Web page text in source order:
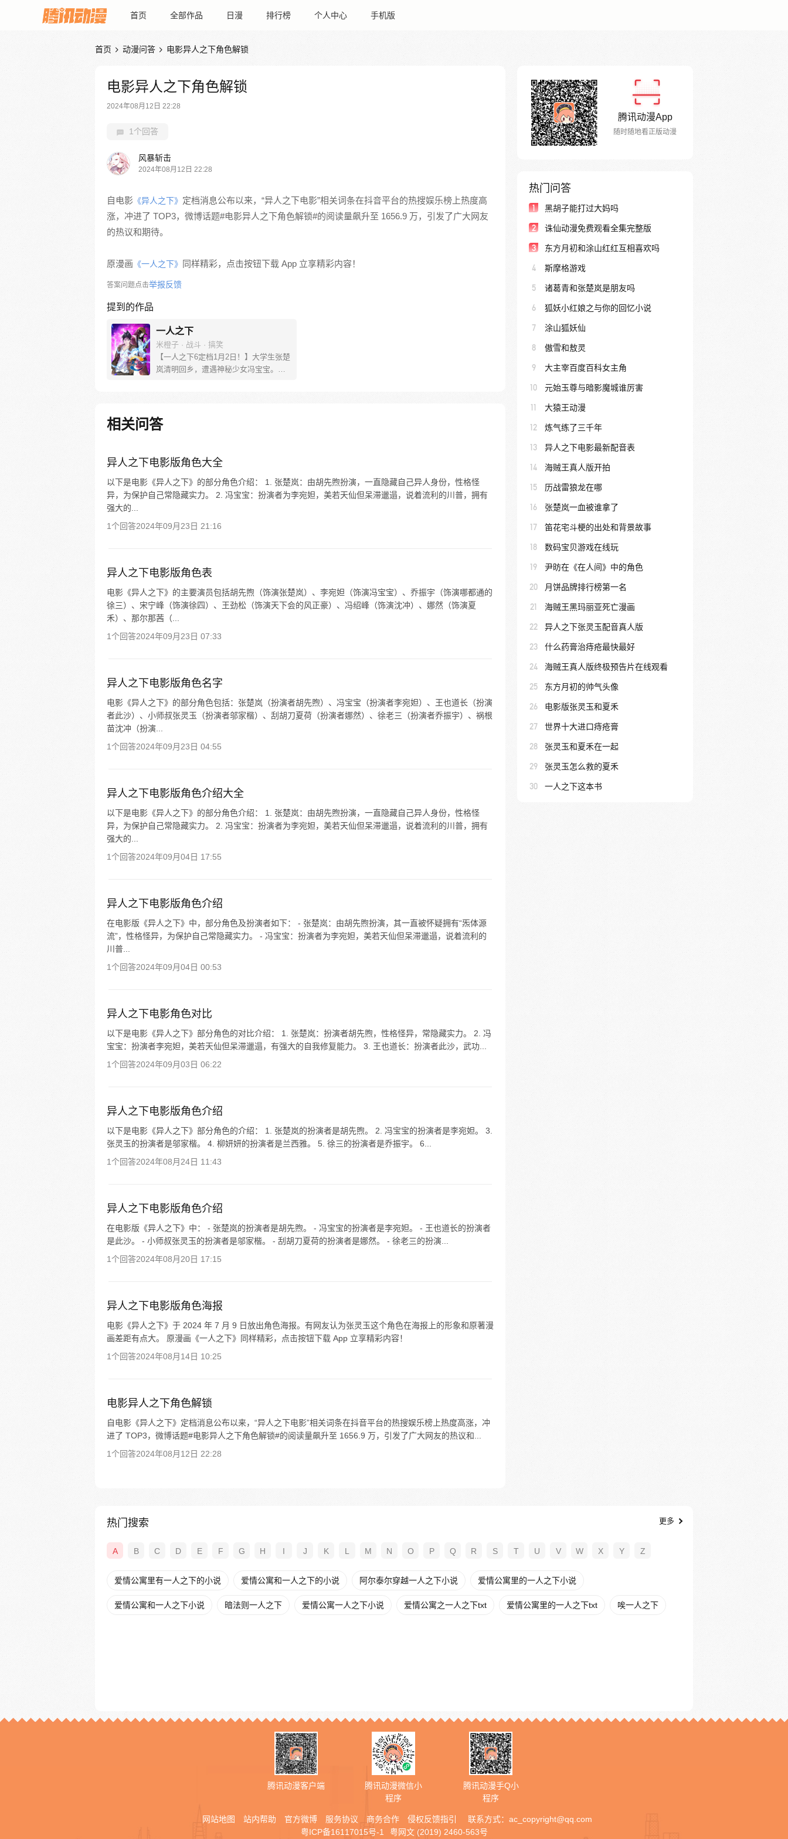
首页 全部作品 日漫 排行榜 个人中心 手机版
首页  动漫问答  电影异人之下角色解锁
电影异人之下角色解锁
2024年08月12日 22:28
1个回答
风暴斩击
2024年08月12日 22:28
自电影 《异人之下》 定档消息公布以来，“异人之下电影”相关词条在抖音平台的热搜娱乐榜上热度高
涨，冲进了 TOP3，微博话题#电影异人之下角色解锁#的阅读量飙升至 1656.9 万，引发了广大网友
的热议和期待。
原漫画 《一人之下》 同样精彩，点击按钮下载 App 立享精彩内容！
答案问题点击举报反馈
提到的作品
一人之下
米橙子 · 战斗 · 搞笑
【一人之下6定档1月2日！】大学生张楚
岚清明回乡，遭遇神秘少女冯宝宝。素
己与爷爷身上的秘密，张楚岚的生活被
彻底颠覆，与冯宝宝一同踏上“异人”之
相关问答
异人之下电影版角色大全
以下是电影《异人之下》的部分角色介绍： 1. 张楚岚：由胡先煦扮演，一直隐藏自己异人身份，性格怪
异，为保护自己常隐藏实力。 2. 冯宝宝：扮演者为李宛妲，美若天仙但呆滞邋遢，说着流利的川普，拥有
强大的...
1个回答2024年09月23日 21:16
异人之下电影版角色表
电影《异人之下》的主要演员包括胡先煦（饰演张楚岚）、李宛妲（饰演冯宝宝）、乔振宇（饰演哪都通的
徐三）、宋宁峰（饰演徐四）、王劲松（饰演天下会的风正豪）、冯绍峰（饰演沈冲）、娜然（饰演夏
禾）、那尔那茜（...
1个回答2024年09月23日 07:33
异人之下电影版角色名字
电影《异人之下》的部分角色包括：张楚岚（扮演者胡先煦）、冯宝宝（扮演者李宛妲）、王也道长（扮演
者此沙）、小师叔张灵玉（扮演者邬家楷）、刮胡刀夏荷（扮演者娜然）、徐老三（扮演者乔振宇）、祸根
苗沈冲（扮演...
1个回答2024年09月23日 04:55
异人之下电影版角色介绍大全
以下是电影《异人之下》的部分角色介绍： 1. 张楚岚：由胡先煦扮演，一直隐藏自己异人身份，性格怪
异，为保护自己常隐藏实力。 2. 冯宝宝：扮演者为李宛妲，美若天仙但呆滞邋遢，说着流利的川普，拥有
强大的...
1个回答2024年09月04日 17:55
异人之下电影版角色介绍
在电影版《异人之下》中，部分角色及扮演者如下： - 张楚岚：由胡先煦扮演，其一直被怀疑拥有“炁体源
流”，性格怪异，为保护自己常隐藏实力。 - 冯宝宝：扮演者为李宛妲，美若天仙但呆滞邋遢，说着流利的
川普...
1个回答2024年09月04日 00:53
异人之下电影角色对比
以下是电影《异人之下》部分角色的对比介绍： 1. 张楚岚：扮演者胡先煦，性格怪异，常隐藏实力。 2. 冯
宝宝：扮演者李宛妲，美若天仙但呆滞邋遢，有强大的自我修复能力。 3. 王也道长：扮演者此沙，武功...
1个回答2024年09月03日 06:22
异人之下电影版角色介绍
以下是电影《异人之下》部分角色的介绍： 1. 张楚岚的扮演者是胡先煦。 2. 冯宝宝的扮演者是李宛妲。 3.
张灵玉的扮演者是邬家楷。 4. 柳妍妍的扮演者是兰西雅。 5. 徐三的扮演者是乔振宇。 6...
1个回答2024年08月24日 11:43
异人之下电影版角色介绍
在电影版《异人之下》中： - 张楚岚的扮演者是胡先煦。 - 冯宝宝的扮演者是李宛妲。 - 王也道长的扮演者
是此沙。 - 小师叔张灵玉的扮演者是邬家楷。 - 刮胡刀夏荷的扮演者是娜然。 - 徐老三的扮演...
1个回答2024年08月20日 17:15
异人之下电影版角色海报
电影《异人之下》于 2024 年 7 月 9 日放出角色海报。有网友认为张灵玉这个角色在海报上的形象和原著漫
画差距有点大。 原漫画《一人之下》同样精彩，点击按钮下载 App 立享精彩内容！
1个回答2024年08月14日 10:25
电影异人之下角色解锁
自电影《异人之下》定档消息公布以来，“异人之下电影”相关词条在抖音平台的热搜娱乐榜上热度高涨，冲
进了 TOP3，微博话题#电影异人之下角色解锁#的阅读量飙升至 1656.9 万，引发了广大网友的热议和...
1个回答2024年08月12日 22:28
腾讯动漫App
随时随地看正版动漫
热门问答
1 黑胡子能打过大妈吗
2 诛仙动漫免费观看全集完整版
3 东方月初和涂山红红互相喜欢吗
4 斯摩格游戏
5 诸葛青和张楚岚是朋友吗
6 狐妖小红娘之与你的回忆小说
7 涂山狐妖仙
8 傲雪和敖灵
9 大主宰百度百科女主角
10 元始玉尊与暗影魔城谁厉害
11 大猿王动漫
12 炼气练了三千年
13 异人之下电影最新配音表
14 海贼王真人版开拍
15 历战雷狼龙在哪
16 张楚岚一血被谁拿了
17 笛花宅斗梗的出处和背景故事
18 数码宝贝游戏在线玩
19 尹昉在《在人间》中的角色
20 月饼品牌排行榜第一名
21 海贼王黑玛丽亚死亡漫画
22 异人之下张灵玉配音真人版
23 什么药膏治痔疮最快最好
24 海贼王真人版终极预告片在线观看
25 东方月初的帅气头像
26 电影版张灵玉和夏禾
27 世界十大进口痔疮膏
28 张灵玉和夏禾在一起
29 张灵玉怎么救的夏禾
30 一人之下这本书
热门搜索 更多
A B C D E F G H I J K L M N O P Q R S T U V W X Y Z
爱情公寓里有一人之下的小说 爱情公寓和一人之下的小说 阿尔泰尔穿越一人之下小说 爱情公寓里的一人之下小说
爱情公寓和一人之下小说 暗法则一人之下 爱情公寓一人之下小说 爱情公寓之一人之下txt 爱情公寓里的一人之下txt 唉一人之下
腾讯动漫客户端
腾讯动漫微信小
程序
腾讯动漫手Q小
程序
网站地图 站内帮助 官方微博 服务协议 商务合作 侵权反馈指引 联系方式： ac_copyright@qq.com
粤ICP备16117015号-1
粤网文 (2019) 2460-563号